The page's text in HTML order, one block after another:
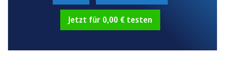
Jetzt für 0,00 € testen